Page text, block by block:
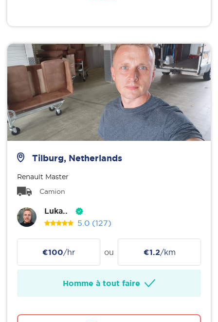
Tilburg, Netherlands
Renault Master
Camion
Luka..
5.0 (127)
€100/hr ou €1.2/km
Homme à tout faire